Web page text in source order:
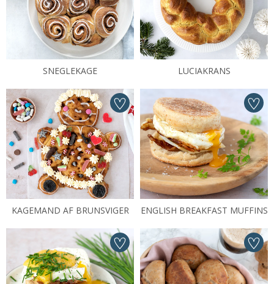
SNEGLEKAGE LUCIAKRANS
KAGEMAND AF BRUNSVIGER ENGLISH BREAKFAST MUFFINS